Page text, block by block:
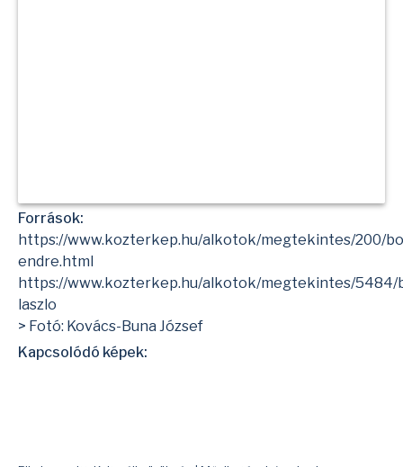
Források:
https://www.kozterkep.hu/alkotok/megtekintes/200/
endre.html
https://www.kozterkep.hu/alkotok/megtekintes/5484/
laszlo
> Fotó: Kovács-Buna József
Kapcsolódó képek: